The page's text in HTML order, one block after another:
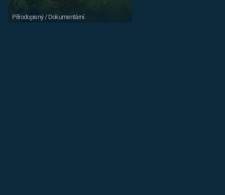
Přírodopisný / Dokumentární